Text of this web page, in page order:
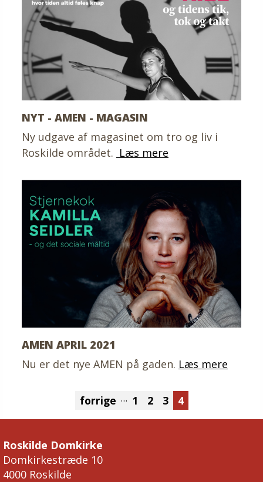
NYT - AMEN - MAGASIN
Ny udgave af magasinet om tro og liv i
Roskilde området. Læs mere
AMEN APRIL 2021
Nu er det nye AMEN på gaden. Læs mere
forrige … 1 2 3 4
Roskilde Domkirke
Domkirkestræde 10
4000 Roskilde